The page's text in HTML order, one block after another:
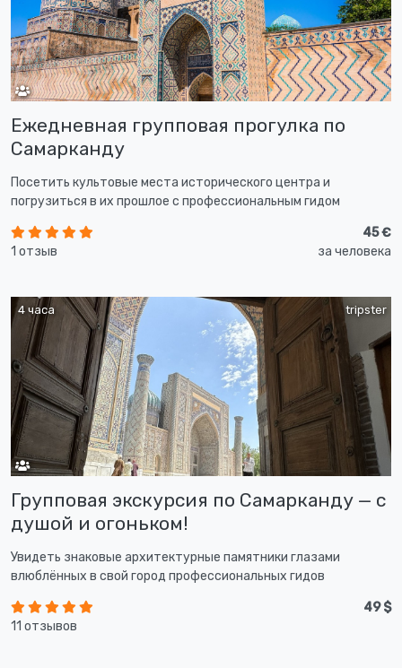
Ежедневная групповая прогулка по
Самарканду
Посетить культовые места исторического центра и
погрузиться в их прошлое с профессиональным гидом
1 отзыв
45 €
за человека
tripster
4 часа
Групповая экскурсия по Самарканду — с
душой и огоньком!
Увидеть знаковые архитектурные памятники глазами
влюблённых в свой город профессиональных гидов
11 отзывов
49 $